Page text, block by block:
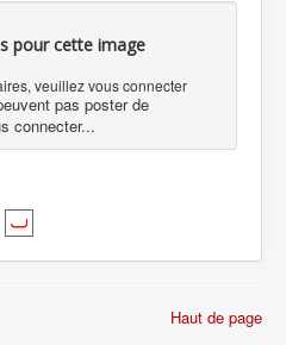
pour cette image
veuillez vous connecter
pas poster de
connecter...
Haut de page